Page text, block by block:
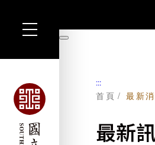
要
暫
:::
首頁 最新
最新